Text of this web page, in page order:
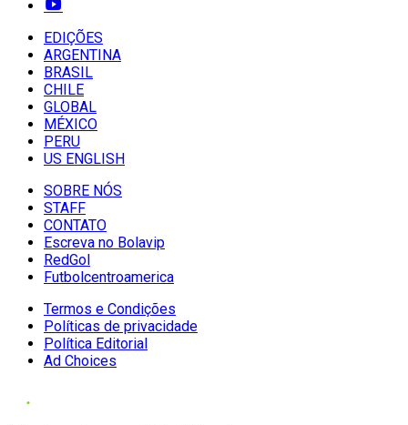
EDIÇÕES
ARGENTINA
BRASIL
CHILE
GLOBAL
MÉXICO
PERU
US ENGLISH
SOBRE NÓS
STAFF
CONTATO
Escreva no Bolavip
RedGol
Futbolcentroamerica
Termos e Condições
Políticas de privacidade
Política Editorial
Ad Choices